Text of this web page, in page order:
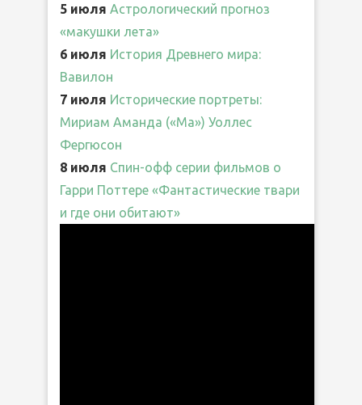
5 июля Астрологический прогноз
«макушки лета»
6 июля История Древнего мира:
Вавилон
7 июля Исторические портреты:
Мириам Аманда («Ма») Уоллес
Фергюсон
8 июля Спин-офф серии фильмов о
Гарри Поттере «Фантастические твари
и где они обитают»